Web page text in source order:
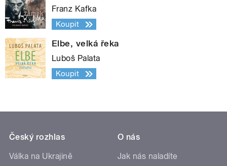
Franz Kafka
Koupit
Elbe, velká řeka
Luboš Palata
Koupit
Český rozhlas
Válka na Ukrajině
O nás
Jak nás naladíte